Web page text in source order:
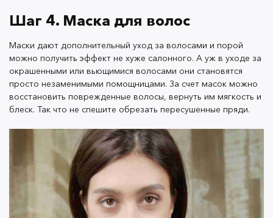
Например, интенсивную маску для глубокого
питания и восстановленияOK Beauty Repair &
Recoveryдостаточно держать на волосах 5–10 минут,
а для более интенсивного воздействия можно
оставить на 30 минут.
В остальном стоит придерживаться тех же правил,
что и при использовании бальзама: не
перебарщивать и не наносить на корни. Иначе есть
риск утяжелить волосы. Исключение составляют
маски для кожи головы, которые нужно наносить
только на корни.
Шаг 4. Маска для волос
Маски дают дополнительный уход за волосами и порой
можно получить эффект не хуже салонного. А уж в уходе за
окрашенными или вьющимися волосами они становятся
просто незаменимыми помощницами. За счет масок можно
восстановить поврежденные волосы, вернуть им мягкость и
блеск. Так что не спешите обрезать пересушенные пряди.